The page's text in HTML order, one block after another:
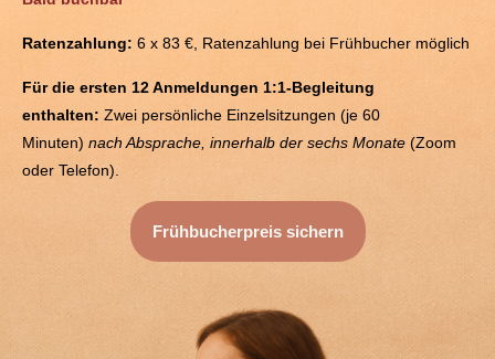
Ratenzahlung: 6 x 83 €, Ratenzahlung bei Frühbucher möglich
Für die ersten 12 Anmeldungen 1:1-Begleitung
enthalten: Zwei persönliche Einzelsitzungen (je 60
Minuten) nach Absprache, innerhalb der sechs Monate (Zoom
oder Telefon).
Frühbucherpreis sichern